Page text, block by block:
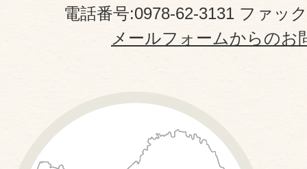
電話番号:0978-62-3131 ファッ
メールフォームからのお